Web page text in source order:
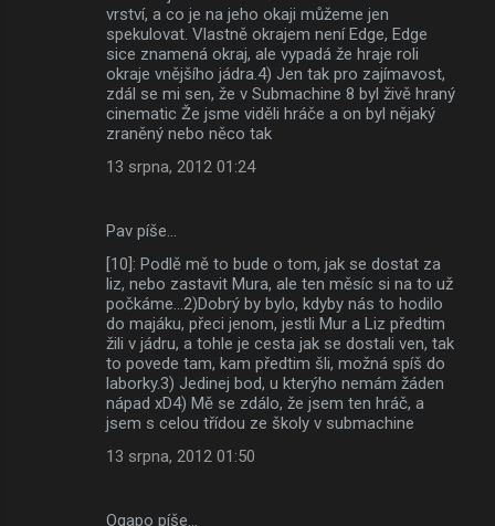
vrství, a co je na jeho okaji můžeme jen
spekulovat. Vlastně okrajem není Edge, Edge
sice znamená okraj, ale vypadá že hraje roli
okraje vnějšího jádra.4) Jen tak pro zajímavost,
zdál se mi sen, že v Submachine 8 byl živě hraný
cinematic Že jsme viděli hráče a on byl nějaký
zraněný nebo něco tak
13 srpna, 2012 01:24
Pav píše…
[10]: Podlě mě to bude o tom, jak se dostat za
liz, nebo zastavit Mura, ale ten měsíc si na to už
počkáme...2)Dobrý by bylo, kdyby nás to hodilo
do majáku, přeci jenom, jestli Mur a Liz předtim
žili v jádru, a tohle je cesta jak se dostali ven, tak
to povede tam, kam předtim šli, možná spíš do
laborky.3) Jedinej bod, u kterýho nemám žáden
nápad xD4) Mě se zdálo, že jsem ten hráč, a
jsem s celou třídou ze školy v submachine
13 srpna, 2012 01:50
Oqapo píše…